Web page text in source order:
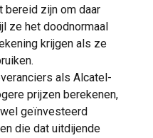
bereid zijn om daar
ze het doodnormaal
krijgen als ze
als Alcatel-
prijzen berekenen,
geïnvesteerd
die dat uitdijende